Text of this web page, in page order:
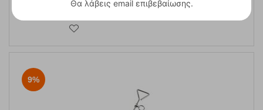
ΑΓΟΡΑ
9%
Θα λάβεις email επιβεβαίωσης.